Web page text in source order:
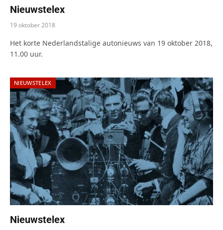
Nieuwstelex
19 oktober 2018
Het korte Nederlandstalige autonieuws van 19 oktober 2018,
11.00 uur.
NIEUWSTELEX
Nieuwstelex